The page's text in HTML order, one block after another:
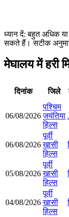
ध्यान दें: बहुत अधिक
सकते हैं। सटीक
मेघालय में हरी
दिनांक जिले
06/08/2026
पश्चिम
जयंतिया
हिल्स
06/08/2026
पूर्वी
खासी
हिल्स
05/08/2026
पूर्वी
खासी
हिल्स
04/08/2026
पूर्वी
खासी
हिल्स